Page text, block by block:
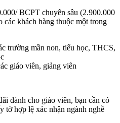
BCPT chuyên sâu (2.900.000
các khách hàng thuộc một trong
trường mần non, tiểu học, THCS,
giáo viên, giảng viên
dành cho giáo viên, bạn cần có
tờ hợp lệ xác nhận ngành nghề